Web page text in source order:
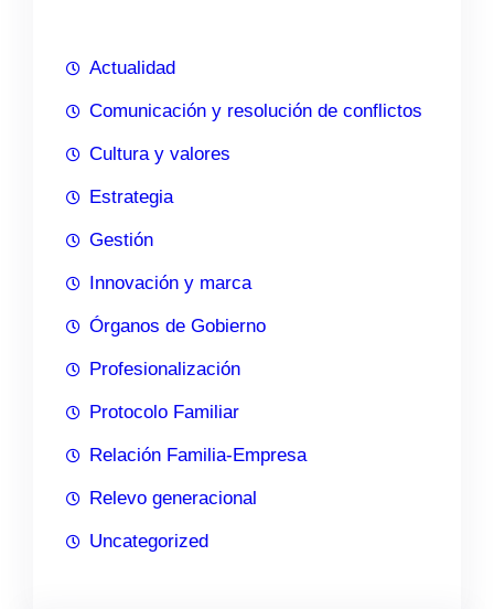
Actualidad
Comunicación y resolución de conflictos
Cultura y valores
Estrategia
Gestión
Innovación y marca
Órganos de Gobierno
Profesionalización
Protocolo Familiar
Relación Familia-Empresa
Relevo generacional
Uncategorized